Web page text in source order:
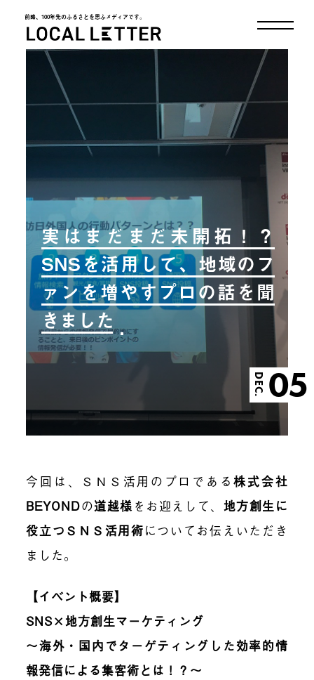
前略、100年先のふるさとを思ふメディアです。
LOCAL LETTER
実はまだまだ未開拓！？
SNSを活用して、地域のフ
ァンを増やすプロの話を聞
きました
DEC. 05
今回は、ＳＮＳ活用のプロである株式会社
BEYONDの道越様をお迎えして、 地方創生に
役立つＳＮＳ活用術についてお伝えいただき
ました。
【イベント概要】
SNS×地方創生マーケティング
〜海外・国内でターゲティングした効率的情
報発信による集客術とは！？〜